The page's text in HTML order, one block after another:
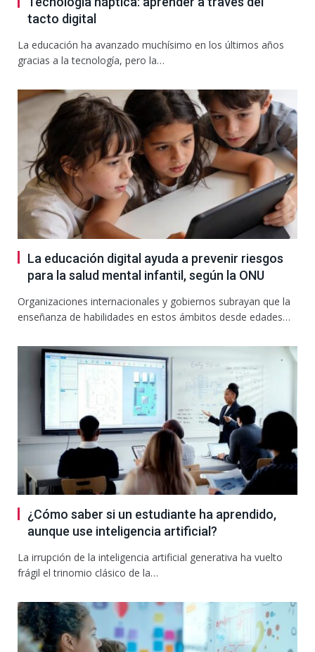
tacto digital
La educación ha avanzado muchísimo en los últimos años
gracias a la tecnología, pero la…
La educación digital ayuda a prevenir riesgos
para la salud mental infantil, según la ONU
Organizaciones internacionales y gobiernos subrayan que la
enseñanza de habilidades en estos ámbitos desde edades…
¿Cómo saber si un estudiante ha aprendido,
aunque use inteligencia artificial?
La irrupción de la inteligencia artificial generativa ha vuelto
frágil el trinomio clásico de la…